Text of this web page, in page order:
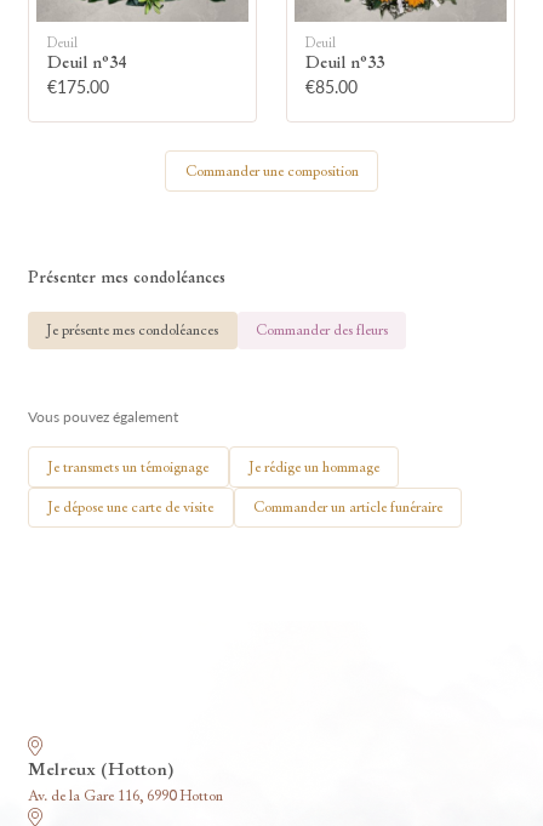
Montrez votre soutien à la famille en
allumant symboliquement une bougie.
Votre prénom
🕯 Allumer ma bougie
Deuil
Deuil n°34
€175.00
Deuil
Deuil n°33
€85.00
Commander une composition
Présenter mes condoléances
Je présente mes condoléances Commander des fleurs
Vous pouvez également
Je transmets un témoignage Je rédige un hommage
Je dépose une carte de visite Commander un article funéraire
Melreux (Hotton)
Av. de la Gare 116, 6990 Hotton